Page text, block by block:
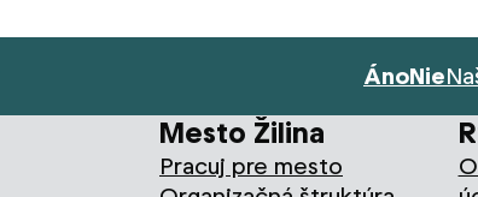
ÁnoNie
Mesto Žilina
Pracuj pre mesto